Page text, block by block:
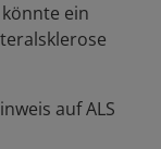
ein
auf ALS